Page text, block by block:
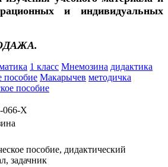
и индивидуальных
1 класс Мнемозина дидактика
пособие Макарычев методичка
пособие
066-X
пособие, дидактический
задачник